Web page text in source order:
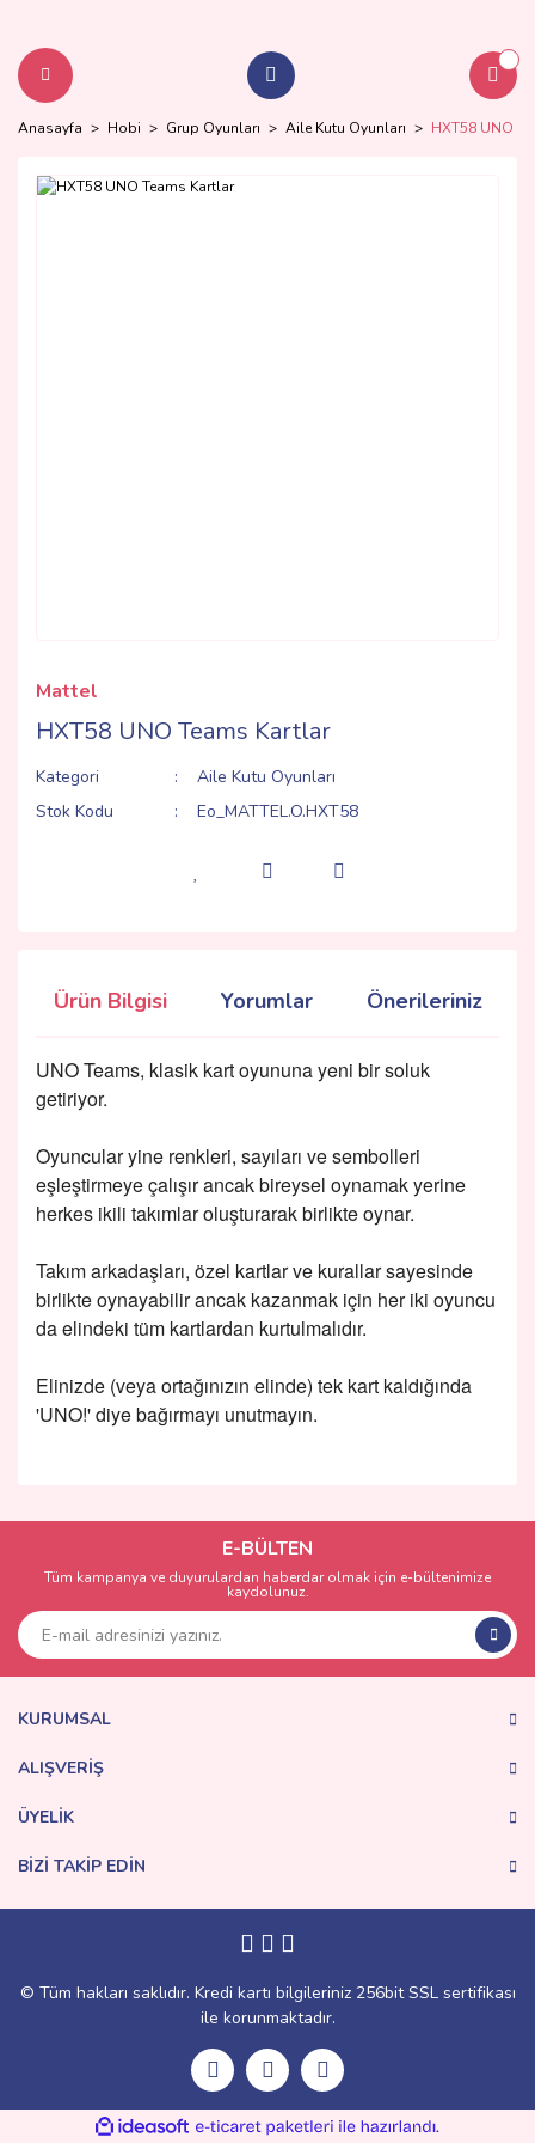
Anasayfa Hobi Grup Oyunları Aile Kutu Oyunları HXT58 UNO
Mattel
HXT58 UNO Teams Kartlar
Kategori
Aile Kutu Oyunları
Stok Kodu
Eo_MATTEL.O.HXT58
Ürün Bilgisi Yorumlar Önerileriniz
UNO Teams, klasik kart oyununa yeni bir soluk
getiriyor.
Oyuncular yine renkleri, sayıları ve sembolleri
eşleştirmeye çalışır ancak bireysel oynamak yerine
herkes ikili takımlar oluşturarak birlikte oynar.
Takım arkadaşları, özel kartlar ve kurallar sayesinde
birlikte oynayabilir ancak kazanmak için her iki oyuncu
da elindeki tüm kartlardan kurtulmalıdır.
Elinizde (veya ortağınızın elinde) tek kart kaldığında
'UNO!' diye bağırmayı unutmayın.
Yorum Yaz
kullanarak tarafımıza iletebilirsiniz.
Görüş ve önerileriniz için teşekkür ederiz.
Ürün açıklamasında eksik bilgiler bulunuyor.
Ürün bilgilerinde hatalar bulunuyor.
E-BÜLTEN
Tüm kampanya ve duyurulardan haberdar olmak için e-bültenimize
kaydolunuz.
KURUMSAL
ALIŞVERİŞ
ÜYELİK
BİZİ TAKİP EDİN
© Tüm hakları saklıdır. Kredi kartı bilgileriniz 256bit SSL sertifikası
ile korunmaktadır.
ideasoft
e-